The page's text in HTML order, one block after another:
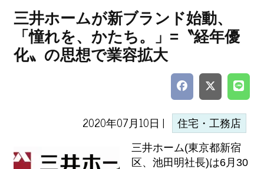
三井ホームが新ブランド始動、
「憧れを、かたち。」=〝経年優
化〟の思想で業容拡大
2020年07月10日 | 住宅・工務店
三井ホーム(東京都新宿
区、池田明社長)は6月30